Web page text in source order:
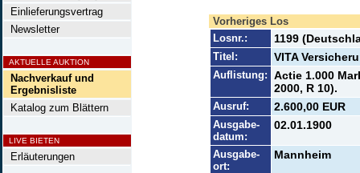
Einlieferungsvertrag
Newsletter
AKTUELLE AUKTION
Nachverkauf und
Ergebnisliste
Katalog zum Blättern
LIVE BIETEN
Erläuterungen
Vorheriges Los
Losnr.:
1199
Titel: VITA
Auflistung: Actie 1.000
2000, R 10).
Ausruf: 2.600,00 EUR
Ausgabe-
datum:
02.01.1900
Ausgabe-
ort:
Mannheim